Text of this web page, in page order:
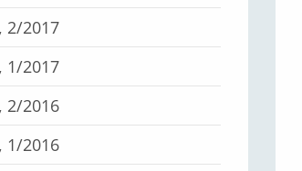
2/2017
1/2017
2/2016
1/2016